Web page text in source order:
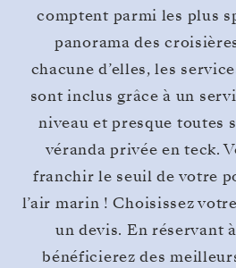
comptent parmi les plus
panorama des
chacune d’elles, les
sont inclus grâce à un
niveau et presque toutes
véranda privée en teck.
franchir le seuil de votre
l’air marin ! Choisissez
un devis. En réservant
bénéficierez des